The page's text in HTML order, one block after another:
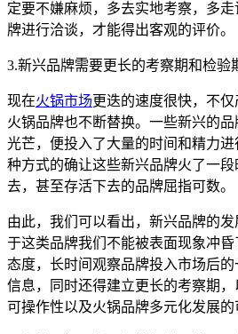
定要不嫌麻烦，多去实地考察，多
牌进行洽谈，才能得出客观的评价。
3.新兴品牌需要更长的考察期和检验
现在火锅市场更迭的速度很快，不
火锅品牌也不断替换。一些新兴的
光芒，便投入了大量的时间和精力
种方式的确让这些新兴品牌火了一
去，甚至存活下去的品牌屈指可数。
由此，我们可以看出，新兴品牌的
于这类品牌我们不能被表面现象冲
态度，长时间观察品牌投入市场后
信息，同时还得建立更长的考察期
可操作性以及火锅品牌多元化发展的